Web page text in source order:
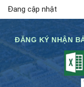
Đang cập nhật
ĐĂNG KÝ NHẬN